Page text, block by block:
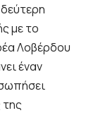
με το
Λοβέρδου
έναν